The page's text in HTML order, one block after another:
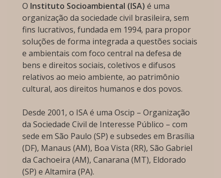
O Instituto Socioambiental (ISA) é uma
organização da sociedade civil brasileira, sem
fins lucrativos, fundada em 1994, para propor
soluções de forma integrada a questões sociais
e ambientais com foco central na defesa de
bens e direitos sociais, coletivos e difusos
relativos ao meio ambiente, ao patrimônio
cultural, aos direitos humanos e dos povos.
Desde 2001, o ISA é uma Oscip – Organização
da Sociedade Civil de Interesse Público – com
sede em São Paulo (SP) e subsedes em Brasília
(DF), Manaus (AM), Boa Vista (RR), São Gabriel
da Cachoeira (AM), Canarana (MT), Eldorado
(SP) e Altamira (PA).